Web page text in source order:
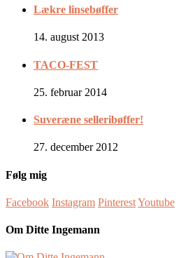
Lækre linsebøffer
14. august 2013
TACO-FEST
25. februar 2014
Suveræne selleribøffer!
27. december 2012
Følg mig
Facebook Instagram PinterestYoutube
Om Ditte Ingemann